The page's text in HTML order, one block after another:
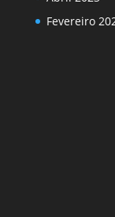
Fevereiro